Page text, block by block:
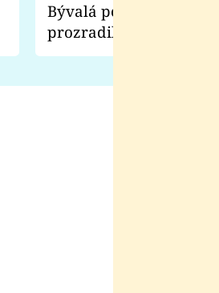
Bývalá pornoherečka
prozradila, co ji
natáčení Euforie.